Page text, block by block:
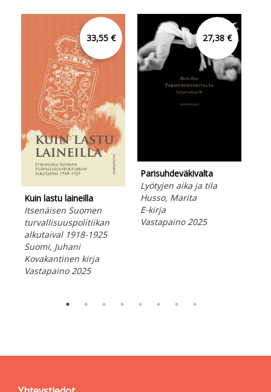
33,55 €
Kuin lastu laineilla
Itsenäisen Suomen
turvallisuuspolitiikan
alkutaival 1918-1925
Suomi, Juhani
Kovakantinen kirja
Vastapaino 2025
27,38 €
Parisuhdeväkivalta
Lyötyjen aika ja tila
Husso, Marita
E-kirja
Vastapaino 2025